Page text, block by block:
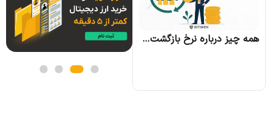
همه چیز درباره نرخ بازگشت سرمایه و نحوه محاسبه آن